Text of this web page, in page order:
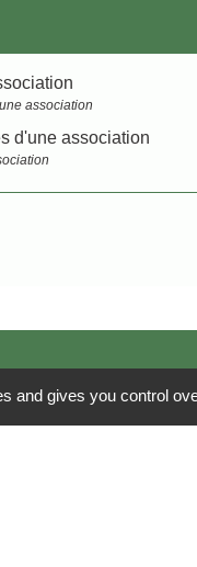
association
d'une association
and gives you control